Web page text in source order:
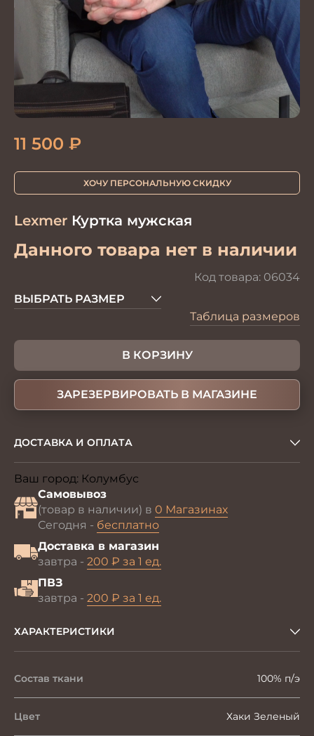
Lexmer Куртка мужская
Данного товара нет в наличии
Код товара: 06034
11 500 ₽
ХОЧУ ПЕРСОНАЛЬНУЮ СКИДКУ
ВЫБРАТЬ РАЗМЕР
Таблица размеров
В КОРЗИНУ
ЗАРЕЗЕРВИРОВАТЬ В МАГАЗИНЕ
ДОСТАВКА И ОПЛАТА
Ваш город: Колумбус
Самовывоз
(товар в наличии) в 0 Магазинах
Сегодня - бесплатно
Доставка в магазин
завтра - 200 ₽ за 1 ед.
ПВЗ
завтра - 200 ₽ за 1 ед.
ХАРАКТЕРИСТИКИ
Состав ткани 100% п/э
Цвет Хаки Зеленый